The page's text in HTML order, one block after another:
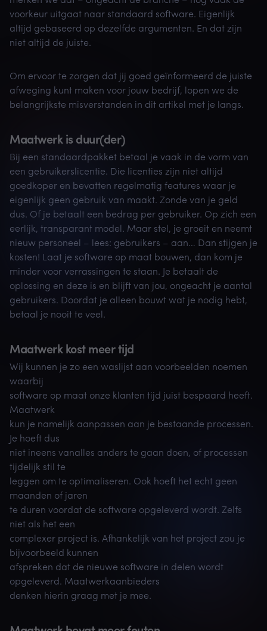
voorkeur uitgaat naar standaard software. Eigenlijk
altijd gebaseerd op dezelfde argumenten. En dat zijn
niet altijd de juiste.
Om ervoor te zorgen dat jij goed geïnformeerd de juiste
afweging kunt maken voor jouw bedrijf, lopen we de
belangrijkste misverstanden in dit artikel met je langs.
Maatwerk is duur(der)
Bij een standaardpakket betaal je vaak in de vorm van
een gebruikerslicentie. Die licenties zijn niet altijd
goedkoper en bevatten regelmatig features waar je
eigenlijk geen gebruik van maakt. Zonde van je geld
dus. Of je betaalt een bedrag per gebruiker. Op zich een
eerlijk, transparant model. Maar stel, je groeit en neemt
nieuw personeel – lees: gebruikers – aan… Dan stijgen je
kosten! Laat je software op maat bouwen, dan kom je
minder voor verrassingen te staan. Je betaalt de
oplossing en deze is en blijft van jou, ongeacht je aantal
gebruikers. Doordat je alleen bouwt wat je nodig hebt,
betaal je nooit te veel.
Maatwerk kost meer tijd
Wij kunnen je zo een waslijst aan voorbeelden noemen
waarbij
software op maat onze klanten tijd juist bespaard heeft.
Maatwerk
kun je namelijk aanpassen aan je bestaande processen.
Je hoeft dus
niet ineens vanalles anders te gaan doen, of processen
tijdelijk stil te
leggen om te optimaliseren. Ook hoeft het echt geen
maanden of jaren
te duren voordat de software opgeleverd wordt. Zelfs
niet als het een
complexer project is. Afhankelijk van het project zou je
bijvoorbeeld kunnen
afspreken dat de nieuwe software in delen wordt
opgeleverd. Maatwerkaanbieders
denken hierin graag met je mee.